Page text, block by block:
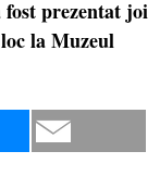
prezentat joi
la Muzeul